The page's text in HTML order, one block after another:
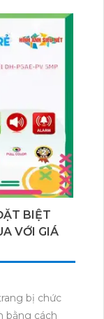
360 khả năng
giảm dung
chuẩn nén
BIỆT
VỚI GIÁ
bị chức
bằng cách